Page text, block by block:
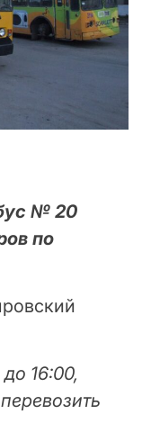
№ 20
по
16:00,